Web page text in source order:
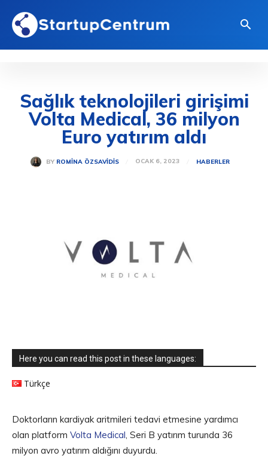
Sağlık teknolojileri girişimi
Volta Medical, 36 milyon
Euro yatırım aldı
BY ROMINA ÖZSAVIDIS OCAK 6, 2023 HABERLER
Here you can read this post in these languages:
Türkçe
Doktorların kardiyak aritmileri tedavi etmesine yardımcı
olan platform Volta Medical , Seri B yatırım turunda 36
milyon avro yatırım aldığını duyurdu.